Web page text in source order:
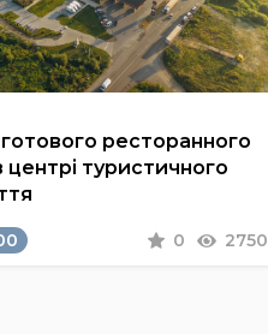
ресторанного
центрі туристичного
0 2750